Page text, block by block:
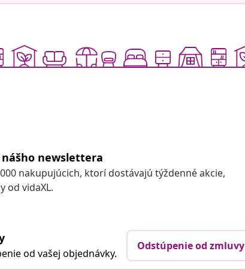
newslettera
nakupujúcich, ktorí dostávajú týždenné akcie,
od vidaXL.
od vašej objednávky.
Odstúpenie od zmluvy